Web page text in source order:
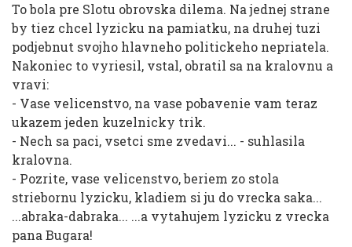
To bola pre Slotu obrovska dilema. Na jednej strane
by tiez chcel lyzicku na pamiatku, na druhej tuzi
podjebnut svojho hlavneho politickeho nepriatela.
Nakoniec to vyriesil, vstal, obratil sa na kralovnu a
vravi:
- Vase velicenstvo, na vase pobavenie vam teraz
ukazem jeden kuzelnicky trik.
- Nech sa paci, vsetci sme zvedavi... - suhlasila
kralovna.
- Pozrite, vase velicenstvo, beriem zo stola
striebornu lyzicku, kladiem si ju do vrecka saka...
...abraka-dabraka... ...a vytahujem lyzicku z vrecka
pana Bugara!